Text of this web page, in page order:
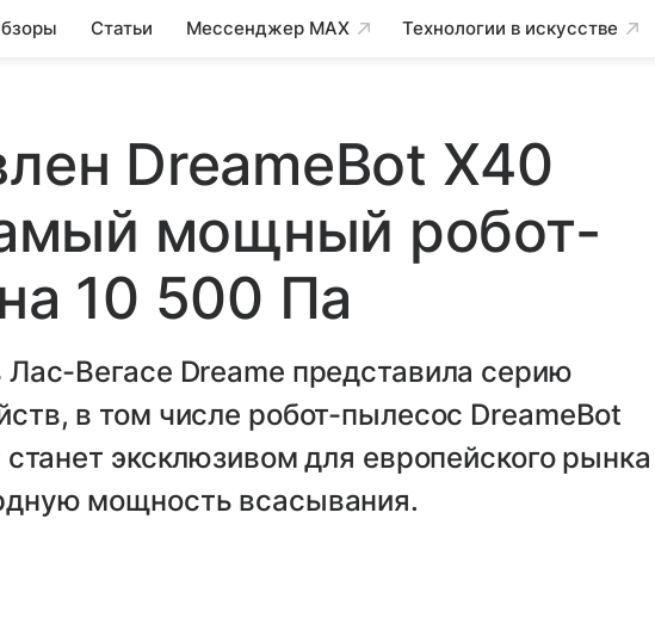
Статьи Мессенджер MAX Технологии в искусстве
DreameBot X40
мощный робот-
10 500 Па
Лас-Вегасе Dreame представила серию
в том числе робот-пылесос DreameBot
эксклюзивом для европейского рынка
мощность всасывания.